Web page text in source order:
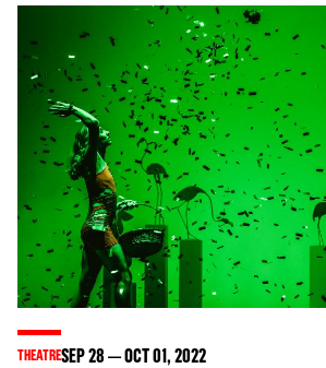
THEATRESEP28 OCT01, 2022